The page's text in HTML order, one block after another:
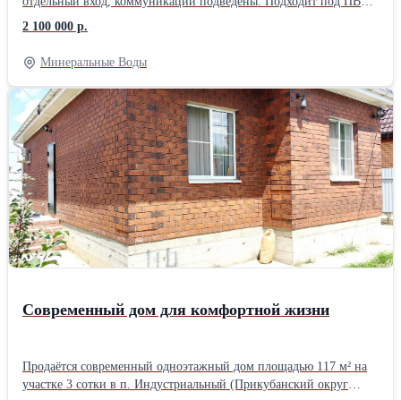
(Wildberries; Ozon), склад, сервисный центр,
мастерскую — любой формат с трафиком. Район — 2 МКР,
жилой массив: постоянный поток людей, удобно и для
самовывоза, и для курьеров. Стены и перекрытия
надёжные — можно ставить стеллажи и вешать оборудование.
Вывеску можно согласовать. Цена — 2,1 млн. Если готовы
быстро смотреть и обсуждать сделку — есть возможность
поторговаться. 📩 Пишите в чат или звоните: +7 (968) 277‑17‑78
(«Выбор КМВ»), договоримся о просмотре и подскажем, как
лучше зонировать помещение под ваш бизнес.
2 100 000 р.
Минеральные Воды
Современный дом для комфортной жизни
Продаётся современный одноэтажный дом площадью 117 м² на
участке 3 сотки в п. Индустриальный (Прикубанский округ